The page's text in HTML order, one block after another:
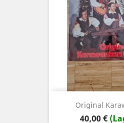
Original
Preis
40,00 €